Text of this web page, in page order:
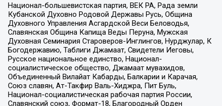
Национал-большевистская партия, ВЕК РА, Рада земли
Кубанской Духовно Родовой Державы Русь, Община
Духовного Управления Асгардской Веси Беловодья,
Славянская Община Капища Веды Перуна, Мужская
Духовная Семинария Староверов-Инглингов, Нурджулар, К
Богодержавию, Таблиги Джамаат, Свидетели Иеговы,
Русское национальное единство, Национал-
социалистическое общество, Джамаат мувахидов,
Объединенный Вилайат Кабарды, Балкарии и Карачая,
Союз славян, Ат-Такфир Валь-Хиджра, Пит Буль,
Национал-социалистическая рабочая партия России,
Славянский союз, Формат-18, Благородный Орден